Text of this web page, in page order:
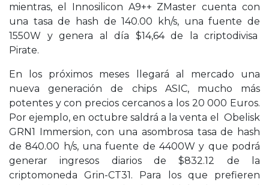
mientras, el Innosilicon A9++ ZMaster cuenta con
una tasa de hash de 140.00 kh/s, una fuente de
1550W y genera al día $14,64 de la criptodivisa
Pirate.
En los próximos meses llegará al mercado una
nueva generación de chips ASIC, mucho más
potentes y con precios cercanos a los 20 000 Euros.
Por ejemplo, en octubre saldrá a la venta el Obelisk
GRN1 Immersion, con una asombrosa tasa de hash
de 840.00 h/s, una fuente de 4400W y que podrá
generar ingresos diarios de $832.12 de la
criptomoneda Grin-CT31. Para los que prefieren